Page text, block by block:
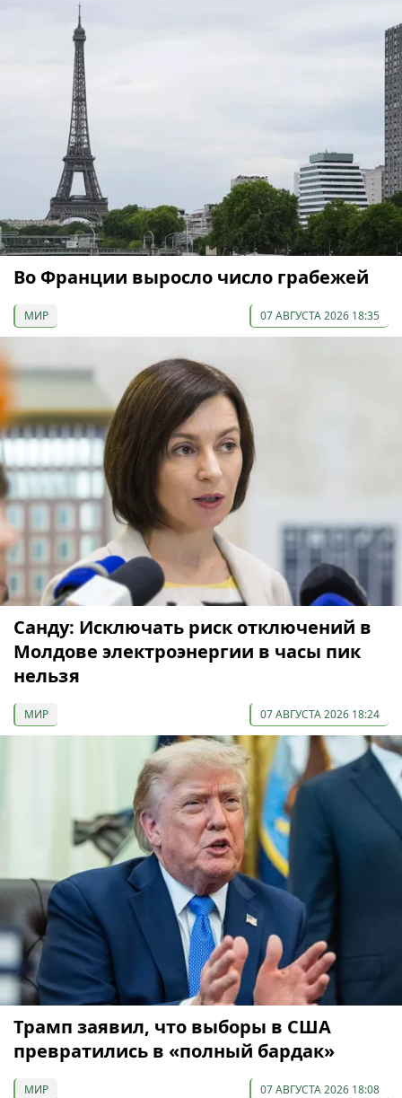
Во Франции выросло число грабежей
МИР 07 АВГУСТА 2026 18:35
Санду: Исключать риск отключений в
Молдове электроэнергии в часы пик
нельзя
МИР 07 АВГУСТА 2026 18:24
Трамп заявил, что выборы в США
превратились в «полный бардак»
МИР 07 АВГУСТА 2026 18:08